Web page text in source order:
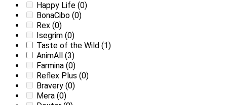
Happy Life (0)
BonaCibo (0)
Rex (0)
Isegrim (0)
Taste of the Wild (1)
AnimAll (3)
Farmina (0)
Reflex Plus (0)
Bravery (0)
Mera (0)